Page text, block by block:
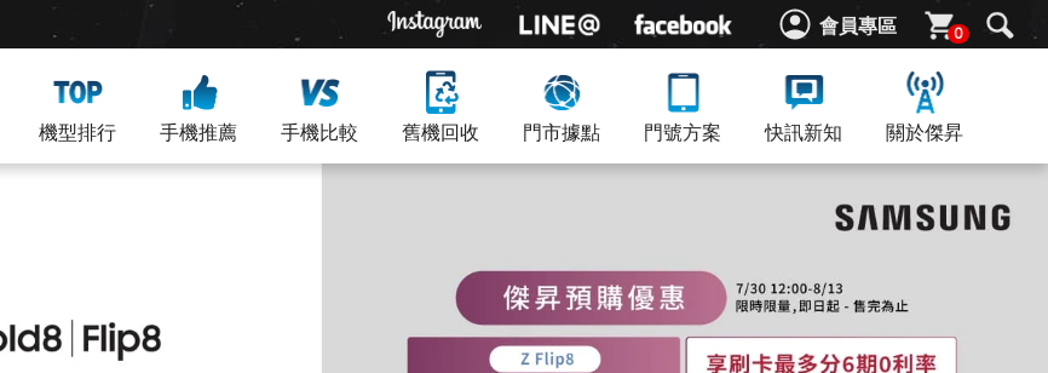
會員專區 0
機型排行 手機推薦 手機比較 舊機回收 門市據點 門號方案 快訊新知 關於傑昇